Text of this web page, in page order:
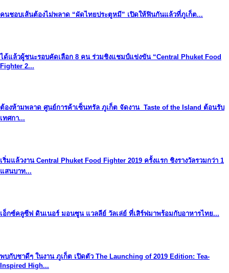
คนชอบเส้นต้องไม่พลาด “ผัดไทยประตูหมี” เปิดให้ฟินกันแล้วที่ภูเก็ต...
ได้แล้วผู้ชนะรอบคัดเลือก 8 คน ร่วมชิงแชมป์แข่งขัน “Central Phuket Food
Fighter 2...
ต้องห้ามพลาด ศูนย์การค้าเซ็นทรัล ภูเก็ต จัดงาน Taste of the Island ต้อนรับ
เทศกา...
เริ่มแล้วงาน Central Phuket Food Fighter 2019 ครั้งแรก ชิงรางวัลรวมกว่า 1
แสนบาท...
เอ็กซ์คลูซีฟ ดินเนอร์ มอนซูน แวลลีย์ วัลเล่ย์ ที่เสิร์ฟมาพร้อมกับอาหารไทย...
พบกับชาดีๆ ในงาน ภูเก็ต เปิดตัว The Launching of 2019 Edition: Tea-
Inspired High...